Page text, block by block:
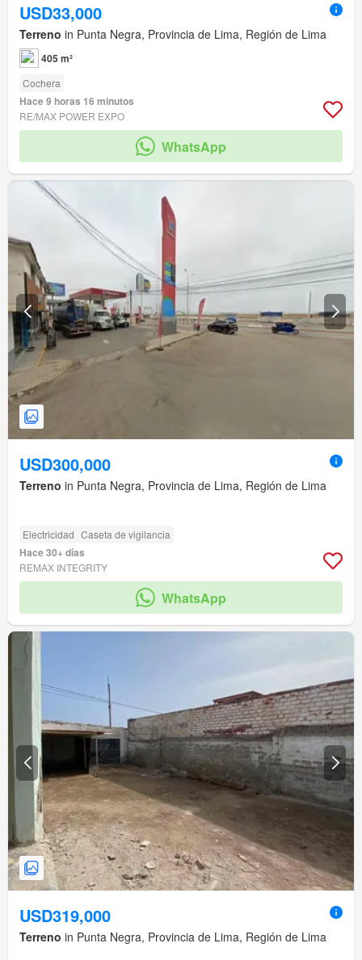
USD33,000
Terreno in Punta Negra, Provincia de Lima, Región de Lima
405 m²
Cochera
Hace 9 horas 16 minutos
RE/MAX POWER EXPO
WhatsApp
USD300,000
Terreno in Punta Negra, Provincia de Lima, Región de Lima
Electricidad Caseta de vigilancia
Hace 30+ días
REMAX INTEGRITY
WhatsApp
USD319,000
Terreno in Punta Negra, Provincia de Lima, Región de Lima